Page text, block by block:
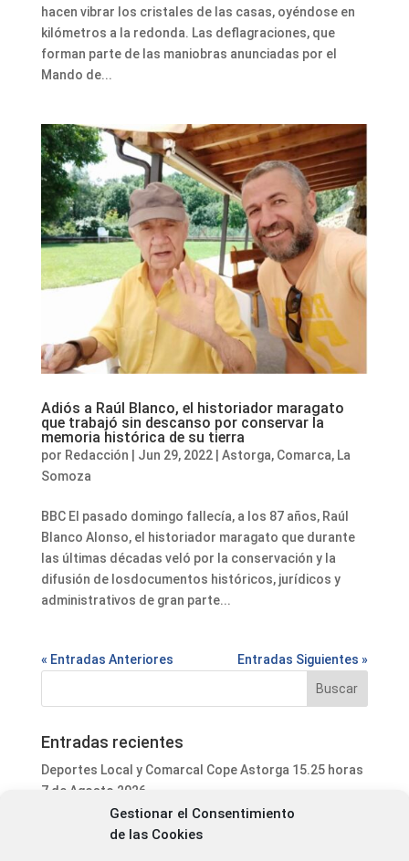
Gestionar el Consentimiento
de las Cookies
hacen vibrar los cristales de las casas, oyéndose en
kilómetros a la redonda. Las deflagraciones, que
forman parte de las maniobras anunciadas por el
Mando de...
Adiós a Raúl Blanco, el historiador maragato
que trabajó sin descanso por conservar la
memoria histórica de su tierra
por Redacción Jun 29, 2022| Astorga, Comarca, La
Somoza
BBC El pasado domingo fallecía, a los 87 años, Raúl
Blanco Alonso, el historiador maragato que durante
las últimas décadas veló por la conservación y la
difusión de losdocumentos históricos, jurídicos y
administrativos de gran parte...
« Entradas Anteriores Entradas Siguientes »
Entradas recientes
Deportes Local y Comarcal Cope Astorga 15.25 horas
7 de Agosto 2026
Informativo Mediodía Cope Astorga 14.20 horas 7 de
Agosto 2026